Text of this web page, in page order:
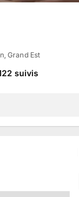
Grand Est
suivis